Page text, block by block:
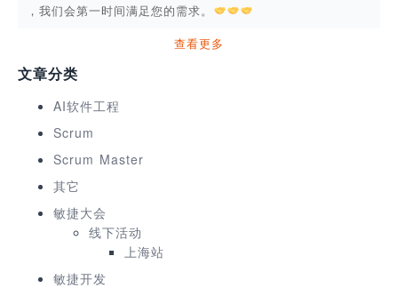
，我们会第一时间满足您的需求。
查看更多
文章分类
AI软件工程
Scrum
Scrum Master
其它
敏捷大会
线下活动
上海站
敏捷开发